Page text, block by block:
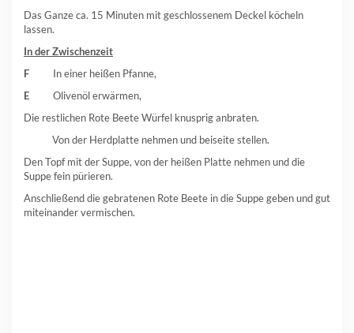
Das Ganze ca. 15 Minuten mit geschlossenem Deckel köcheln
lassen.
In der Zwischenzeit
F In einer heißen Pfanne,
E Olivenöl erwärmen,
Die restlichen Rote Beete Würfel knusprig anbraten.
Von der Herdplatte nehmen und beiseite stellen.
Den Topf mit der Suppe, von der heißen Platte nehmen und die
Suppe fein pürieren.
Anschließend die gebratenen Rote Beete in die Suppe geben und gut
miteinander vermischen.